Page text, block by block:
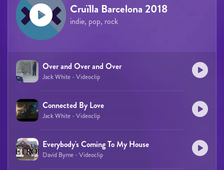
Cruïlla Barcelona 2018
indie, pop, rock
Over and Over and Over
Jack White - Videoclip
Connected By Love
Jack White - Videoclip
Everybody's Coming To My House
David Byrne - Videoclip